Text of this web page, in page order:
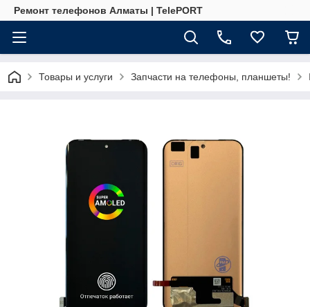
Ремонт телефонов Алматы | TelePORT
Товары и услуги Запчасти на телефоны, планшеты!